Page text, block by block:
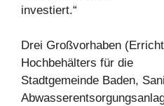
investiert.“
Drei Großvorhaben
Hochbehälters für die
Stadtgemeinde Baden,